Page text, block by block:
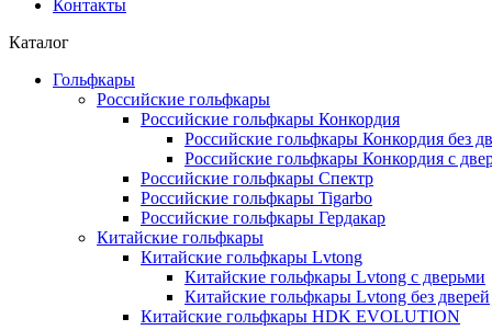
Контакты
Каталог
Гольфкары
Российские гольфкары
Российские гольфкары Конкордия
Российские гольфкары Конкордия без
Российские гольфкары Конкордия с
Российские гольфкары Спектр
Российские гольфкары Tigarbo
Российские гольфкары Гердакар
Китайские гольфкары
Китайские гольфкары Lvtong
Китайские гольфкары Lvtong с дверьми
Китайские гольфкары Lvtong без дверей
Китайские гольфкары HDK EVOLUTION